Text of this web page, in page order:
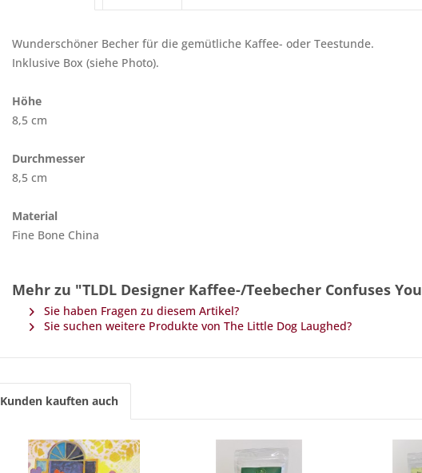
Wunderschöner Becher für die gemütliche Kaffee- oder Teestunde.
Inklusive Box (siehe Photo).
Höhe
8,5 cm
Durchmesser
8,5 cm
Material
Fine Bone China
Mehr zu "TLDL Designer Kaffee-/Teebecher Confuses
Sie haben Fragen zu diesem Artikel?
Sie suchen weitere Produkte von The Little Dog Laughed?
Kunden kauften auch